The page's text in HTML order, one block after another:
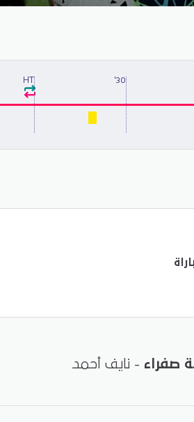
30'
HT
صفراء - نايف أحمد